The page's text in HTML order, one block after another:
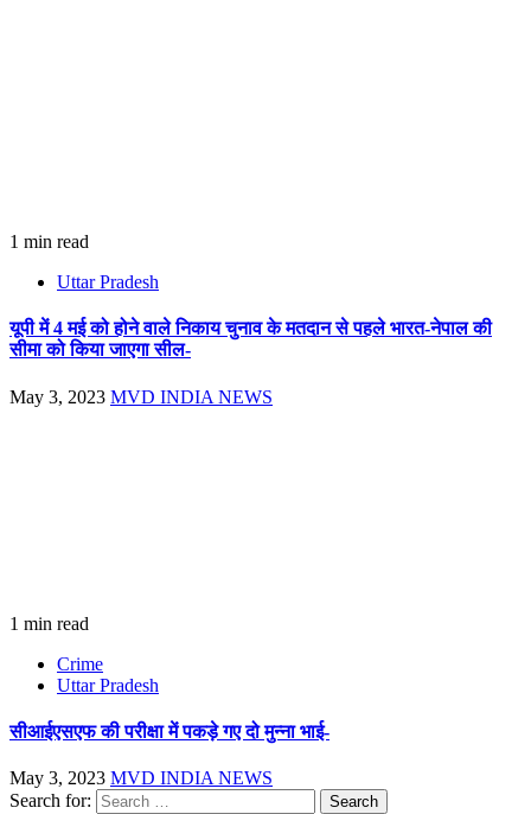
1 min read
Uttar Pradesh
यूपी में 4 मई को होने वाले निकाय चुनाव के मतदान से पहले भारत-नेपाल की
सीमा को किया जाएगा सील-
May 3, 2023 MVD INDIA NEWS
1 min read
Crime
Uttar Pradesh
सीआईएसएफ की परीक्षा में पकड़े गए दो मुन्ना भाई-
May 3, 2023 MVD INDIA NEWS
Search for: